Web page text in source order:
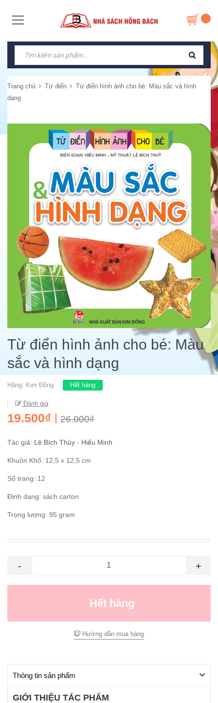
Trang chủ Từ điển
Từ điển hình ảnh cho bé: Màu sắc và hình
dạng
Từ điển hình ảnh cho bé: Màu
sắc và hình dạng
Hãng: Kim Đồng Hết hàng
Đánh giá
19.500₫ 26.000₫
Tác giả: Lê Bích Thủy - Hiếu Minh
Khuôn Khổ: 12,5 x 12,5 cm
Số trang: 12
Định dạng: sách carton
Trọng lượng: 95 gram
- +
Hết hàng
Hướng dẫn mua hàng
Thông tin sản phẩm
GIỚI THIỆU TÁC PHẨM